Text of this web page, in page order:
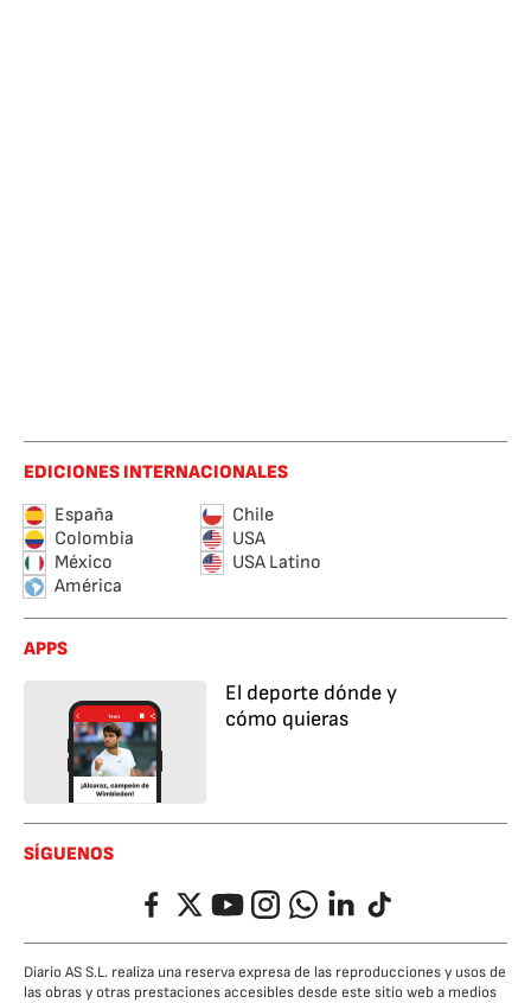
EDICIONES INTERNACIONALES
España
Chile
Colombia
USA
México
USA Latino
América
APPS
El deporte dónde y
cómo quieras
SÍGUENOS
FacebookTwitterYouTubeInstagramWhatsappLinkedIn
TikTok
Diario AS S.L. realiza una reserva expresa de las reproducciones y usos de
las obras y otras prestaciones accesibles desde este sitio web a medios